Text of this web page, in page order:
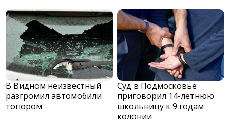
В Видном неизвестный
разгромил автомобили
топором
Суд в Подмосковье
приговорил 14-летнюю
школьницу к 9 годам
колонии